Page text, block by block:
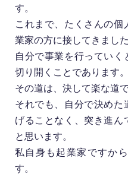
す。
これまで、たくさんの個
業家の方に接してきました
自分で事業を行っていく
切り開くことであります。
その道は、決して楽な道
それでも、自分で決めた
げることなく、突き進ん
と思います。
私自身も起業家ですか
す。